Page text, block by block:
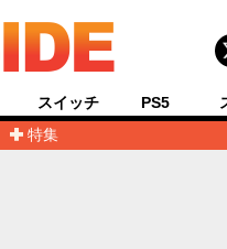
特集
スイッチ PS5